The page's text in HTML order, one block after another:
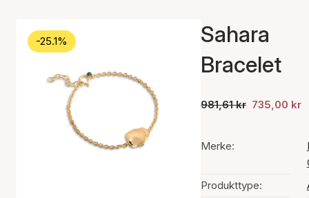
-25.1%
Sahara
Bracelet
981,61 kr 735,00 kr
Merke:
Produkttype: